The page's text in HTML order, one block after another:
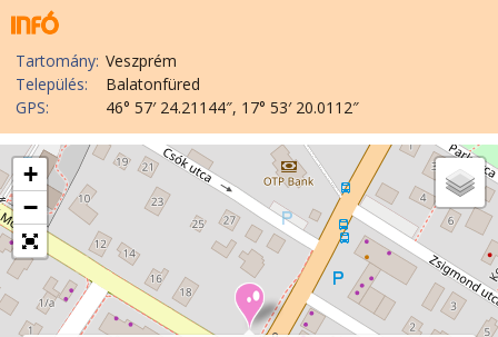
Tartomány: Veszprém
Település:
Balatonfüred
GPS:
46° 57′ 24.21144″, 17° 53′ 20.0112″
+
−